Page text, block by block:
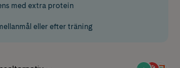
med extra protein
eller efter träning